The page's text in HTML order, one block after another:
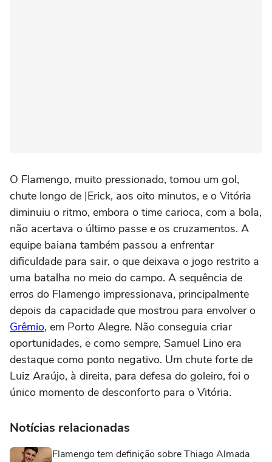
O Flamengo, muito pressionado, tomou um gol,
chute longo de |Erick, aos oito minutos, e o Vitória
diminuiu o ritmo, embora o time carioca, com a bola,
não acertava o último passe e os cruzamentos. A
equipe baiana também passou a enfrentar
dificuldade para sair, o que deixava o jogo restrito a
uma batalha no meio do campo. A sequência de
erros do Flamengo impressionava, principalmente
depois da capacidade que mostrou para envolver o
Grêmio, em Porto Alegre. Não conseguia criar
oportunidades, e como sempre, Samuel Lino era
destaque como ponto negativo. Um chute forte de
Luiz Araújo, à direita, para defesa do goleiro, foi o
único momento de desconforto para o Vitória.
Notícias relacionadas
Flamengo tem definição sobre Thiago Almada